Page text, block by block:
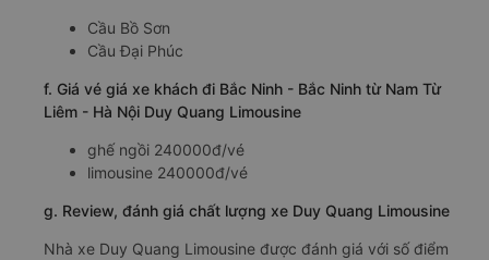
Cầu Bồ Sơn
Cầu Đại Phúc
f. Giá vé giá xe khách đi Bắc Ninh - Bắc Ninh từ Nam Từ
Liêm - Hà Nội Duy Quang Limousine
ghế ngồi 240000đ/vé
limousine 240000đ/vé
g. Review, đánh giá chất lượng xe Duy Quang Limousine
Nhà xe Duy Quang Limousine được đánh giá với số điểm